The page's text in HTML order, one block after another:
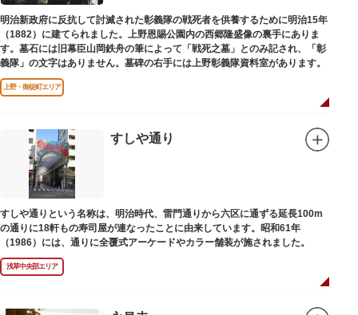
明治新政府に反抗して討滅された彰義隊の戦死者を供養するために明治15年
（1882）に建てられました。上野恩賜公園内の西郷隆盛像の裏手にありま
す。墓石には旧幕臣山岡鉄舟の筆によって「戦死之墓」とのみ記され、「彰
義隊」の文字はありません。墓碑の右手には上野彰義隊資料室があります。
上野・御徒町エリア
すしや通り
すしや通りという名称は、明治時代、雷門通りから六区に通ずる延長100m
の通りに18軒もの寿司屋が連なったことに由来しています。昭和61年
（1986）には、通りに全覆式アーケードやカラー舗装が施されました。
浅草中央部エリア